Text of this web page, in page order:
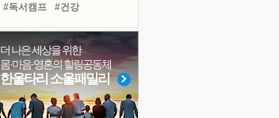
졸업식 사진을 보며
극심한 변비, 어깨결림, 수면 장애
아픈 아버지를 위한 공간 설계
슬럼프
#독서캠프
#건강
#극복
#다짐
#친구
#힐링
#희망
#링컨학교
#계획
#명상
#선택
#면역력
#리더
더 나은 세상을 위한
몸·마음·영혼의 힐링공동체
한울타리 소울패밀리